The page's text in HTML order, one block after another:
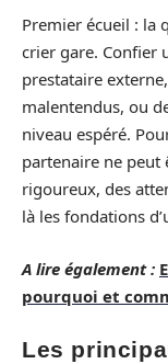
Premier écueil : la
crier gare. Confier
prestataire externe,
malentendus, ou
niveau espéré.
partenaire ne peut
rigoureux, des
là les fondations
A lire également :
pourquoi et
Les